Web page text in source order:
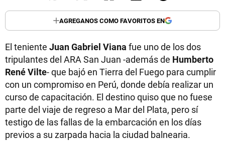
AGREGANOS COMO FAVORITOS EN
El teniente Juan Gabriel Viana fue uno de los dos
tripulantes del ARA San Juan -además de Humberto
René Vilte- que bajó en Tierra del Fuego para cumplir
con un compromiso en Perú, donde debía realizar un
curso de capacitación. El destino quiso que no fuese
parte del viaje de regreso a Mar del Plata, pero sí
testigo de las fallas de la embarcación en los días
previos a su zarpada hacia la ciudad balnearia.